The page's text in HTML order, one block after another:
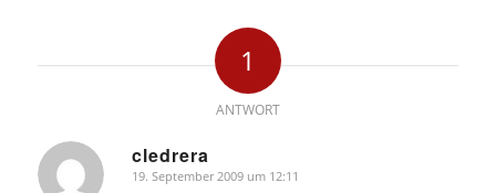
1
ANTWORT
cledrera
sagte:
19. September 2009 um 12:11